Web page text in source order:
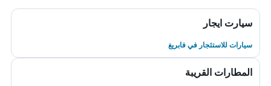
سيارت ايجار
سيارات للاستئجار في فابريغ
المطارات القريبة